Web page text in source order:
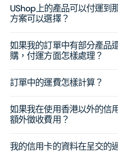
UShop上的產品可以付運到
方案可以選擇？
如果我的訂單中有部分產品
購，付運方面怎樣處理？
訂單中的運費怎樣計算？
如果我在使用香港以外的信
額外徵收費用？
我的信用卡的資料在呈交的